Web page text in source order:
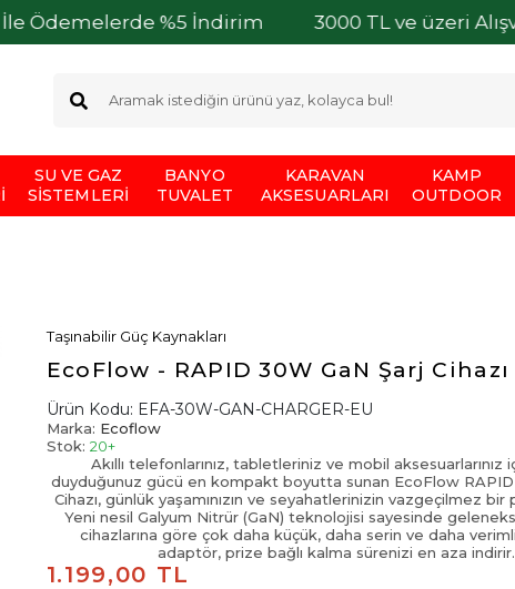
%5 İndirim 3000 TL ve üzeri
SU VE GAZ
SISTEMLERI
BANYO
TUVALET
KARAVAN
AKSESUARLARI
KAMP
OUTDOOR
Taşınabilir Güç Kaynakları
EcoFlow - RAPID 30W GaN Şarj Cihazı
Ürün Kodu: EFA-30W-GAN-CHARGER-EU
Marka: Ecoflow
Stok: 20+
Akıllı telefonlarınız, tabletleriniz ve mobil aksesuarlarınız
duyduğunuz gücü en kompakt boyutta sunan EcoFlow RAPID
Cihazı, günlük yaşamınızın ve seyahatlerinizin vazgeçilmez bir
Yeni nesil Galyum Nitrür (GaN) teknolojisi sayesinde
cihazlarına göre çok daha küçük, daha serin ve daha
adaptör, prize bağlı kalma sürenizi en aza indirir.
1.199,00 TL